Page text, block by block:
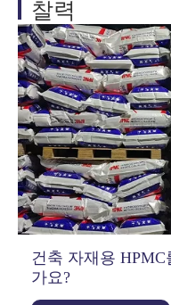
찰력
건축 자재용
가요?